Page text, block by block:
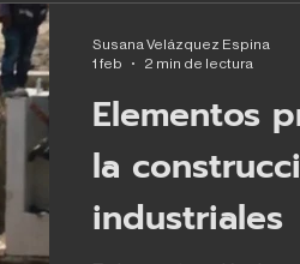
concibe y se planea la
Elementos
la
industriales
Susana Velázquez Espina
1 feb
2 min de lectura